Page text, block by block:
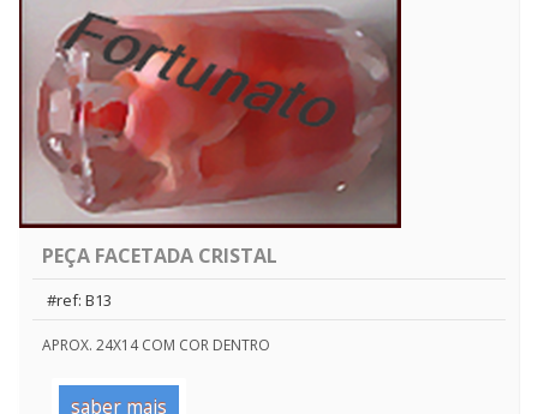
PEÇA FACETADA CRISTAL
#ref: B13
APROX. 24X14 COM COR DENTRO
saber mais